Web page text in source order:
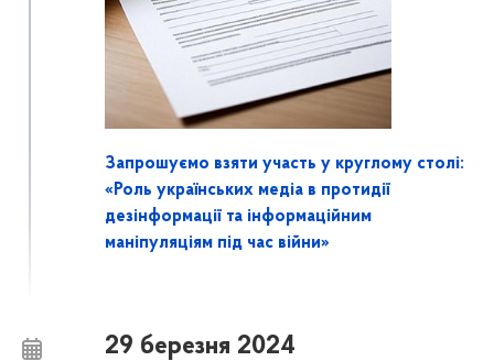
Запрошуємо взяти участь у круглому столі:
«Роль українських медіа в протидії
дезінформації та інформаційним
маніпуляціям під час війни»
29 березня 2024